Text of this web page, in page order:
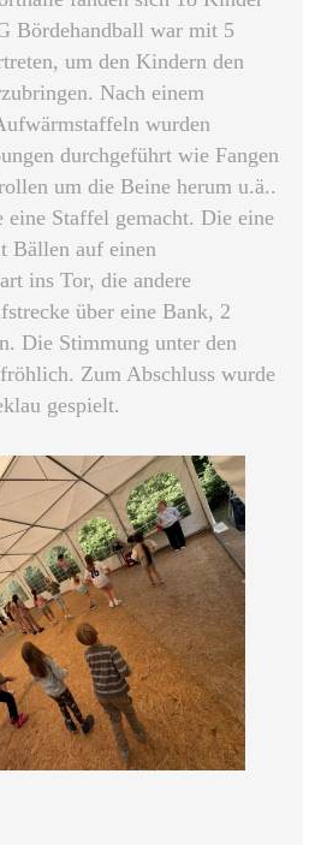
Bördehandball war mit 5
um den Kindern den
Nach einem
wurden
durchgeführt wie Fangen
um die Beine herum u.ä..
eine Staffel gemacht. Die eine
Bällen auf einen
ins Tor, die andere
über eine Bank, 2
Die Stimmung unter den
Zum Abschluss wurde
gespielt.